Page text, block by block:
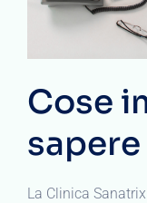
Cose
sapere
La Clinica